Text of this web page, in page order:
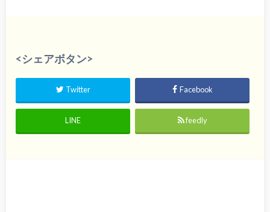
<シェアボタン>
Twitter Facebook
LINE feedly